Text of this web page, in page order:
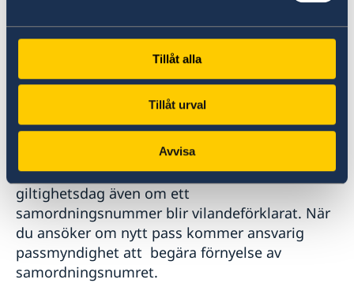
Tillåt alla
Tillåt urval
Avvisa
Vilandeförklarat
Ett samordningsnummer blir vilande förklarat
vid utgången av det femte kalenderåret om
inte någon anmälan eller ansökan om förnyelse
inkommit till Skatteverket.
Om du har ett giltigt pass så gäller det till sista
giltighetsdag även om ett
samordningsnummer blir vilandeförklarat. När
du ansöker om nytt pass kommer ansvarig
passmyndighet att begära förnyelse av
samordningsnumret.